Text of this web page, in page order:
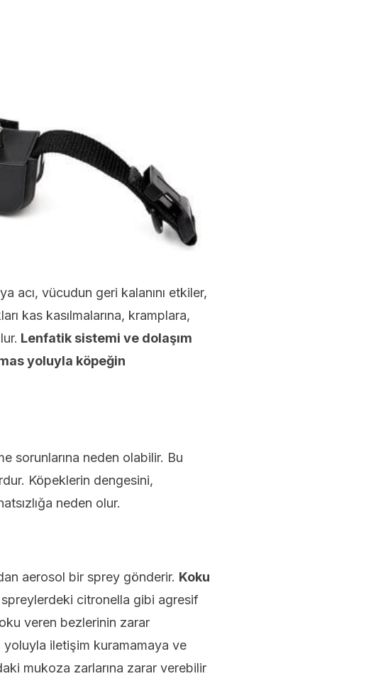
acı, vücudun geri kalanını etkiler,
kas kasılmalarına, kramplara,
Lenfatik sistemi ve dolaşım
yoluyla köpeğin
sorunlarına neden olabilir. Bu
Köpeklerin dengesini,
neden olur.
aerosol bir sprey gönderir. Koku
citronella gibi agresif
veren bezlerinin zarar
yoluyla iletişim kuramamaya ve
mukoza zarlarına zarar verebilir